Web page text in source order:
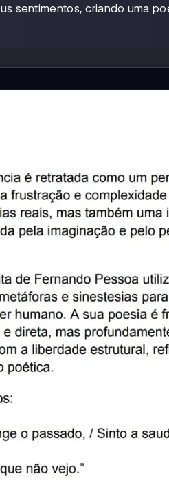
sentimentos, criando uma